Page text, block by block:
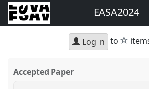
EASA2024
Log in to star
Accepted Paper